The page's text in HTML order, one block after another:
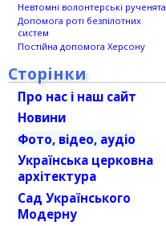
Невтомні волонтерські рученята
Допомога роті безпілотних
систем
Постійна допомога Херсону
Сторінки
Про нас і наш сайт
Новини
Фото, відео, аудіо
Українська церковна
архітектура
Сад Українського
Модерну